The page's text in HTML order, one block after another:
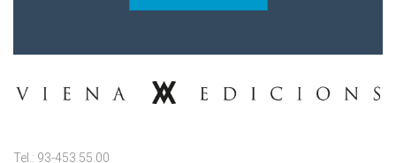
premsa@vienaedicions.com